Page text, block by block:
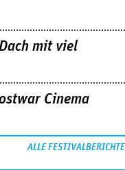
mit viel
Cinema
ALLE FESTIVALBERICHTE